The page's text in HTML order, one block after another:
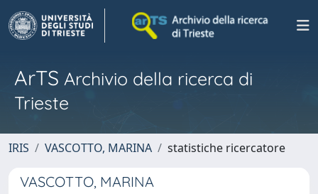
ArTS Archivio della ricerca di
Trieste
IRIS VASCOTTO, MARINA statistiche ricercatore
VASCOTTO, MARINA